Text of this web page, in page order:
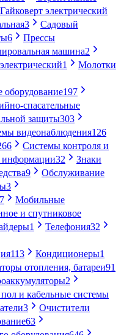
Гайковерт электрический
3
Садовый
6
Прессы
машина2
1
Молотки
197
спасательные
защиты303
видеонаблюдения126
Системы контроля и
информации32
Знаки
9
Обслуживание
3
Мобильные
и спутниковое
1 Телефония32
113 Кондиционеры1
отопления, батареи91
2
и кабельные системы
3
Очистители
63